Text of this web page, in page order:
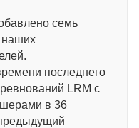
семь
наших
последнего
LRM с
в 36